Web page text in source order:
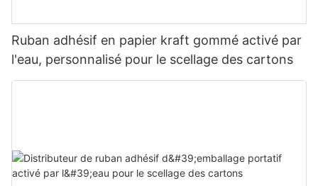
Ruban adhésif en papier kraft gommé activé par
l'eau, personnalisé pour le scellage des cartons